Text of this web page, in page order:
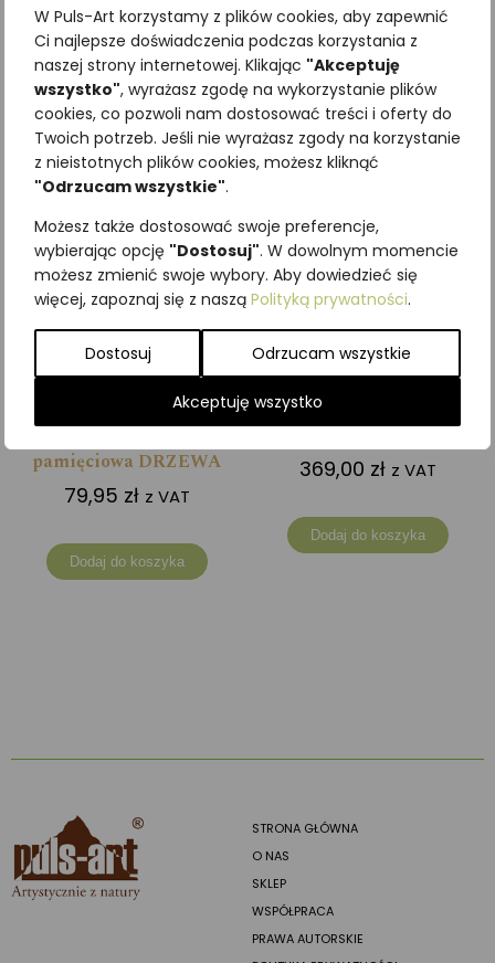
W Puls-Art korzystamy z plików cookies, aby zapewnić
Ci najlepsze doświadczenia podczas korzystania z
naszej strony internetowej. Klikając "Akceptuję
wszystko", wyrażasz zgodę na wykorzystanie plików
cookies, co pozwoli nam dostosować treści i oferty do
Twoich potrzeb. Jeśli nie wyrażasz zgody na korzystanie
z nieistotnych plików cookies, możesz kliknąć
"Odrzucam wszystkie".
Możesz także dostosować swoje preferencje,
wybierając opcję "Dostosuj". W dowolnym momencie
możesz zmienić swoje wybory. Aby dowiedzieć się
więcej, zapoznaj się z naszą Polityką prywatności.
Dostosuj Odrzucam wszystkie
Akceptuję wszystko
14,76zł z VAT
Dodaj do koszyka
49,20zł z VAT
Dodaj do koszyka
Edukacyjna zabawa
pamięciowa DRZEWA
79,95 zł z VAT
Dodaj do koszyka
Makiety mini DRZEWA
369,00 zł z VAT
Dodaj do koszyka
STRONA GŁÓWNA
O NAS
SKLEP
WSPÓŁPRACA
PRAWA AUTORSKIE